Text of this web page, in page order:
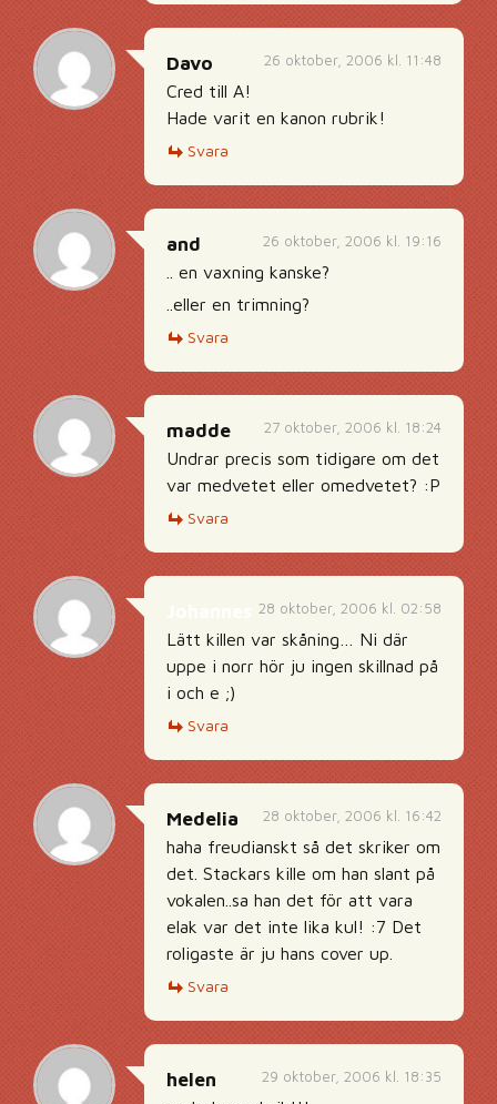
26 oktober, 2006 kl. 11:48
Davo
Cred till A!
Hade varit en kanon rubrik!
Svara
26 oktober, 2006 kl. 19:16
and
.. en vaxning kanske?
..eller en trimning?
Svara
27 oktober, 2006 kl. 18:24
madde
Undrar precis som tidigare om det
var medvetet eller omedvetet? :P
Svara
28 oktober, 2006 kl. 02:58
Lätt killen var skåning… Ni där
uppe i norr hör ju ingen skillnad på
i och e ;)
Svara
28 oktober, 2006 kl. 16:42
Medelia
haha freudianskt så det skriker om
det. Stackars kille om han slant på
vokalen..sa han det för att vara
elak var det inte lika kul! :7 Det
roligaste är ju hans cover up.
Svara
29 oktober, 2006 kl. 18:35
helen